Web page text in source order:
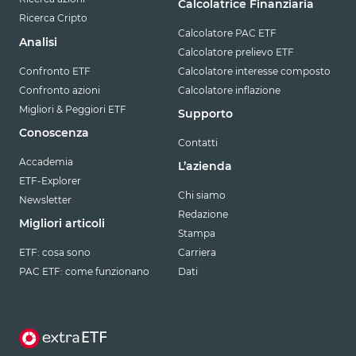
Ricerca Cripto
Analisi
Confronto ETF
Confronto azioni
Migliori & Peggiori ETF
Conoscenza
Accademia
ETF-Explorer
Newsletter
Migliori articoli
ETF: cosa sono
PAC ETF: come funzionano
Calcolatrice Finanziaria
Calcolatore PAC ETF
Calcolatore prelievo ETF
Calcolatore interesse composto
Calcolatore inflazione
Supporto
Contatti
L’azienda
Chi siamo
Redazione
Stampa
Carriera
Dati